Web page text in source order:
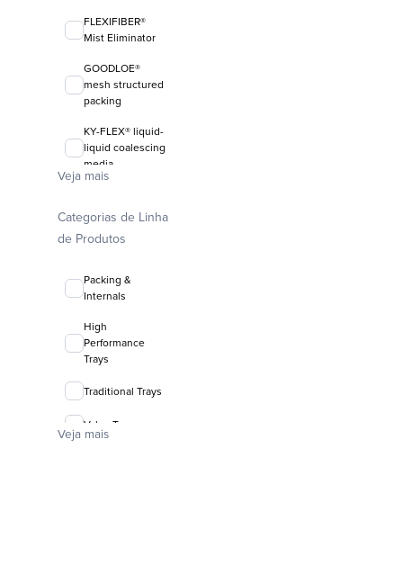
FLEXIFIBER®
Mist Eliminator
GOODLOE®
mesh structured
packing
KY-FLEX® liquid-
liquid coalescing
media
random packing
Veja mais
Categorias de Linha
de Produtos
Packing &
Internals
High
Performance
Trays
Traditional Trays
Valve Trays
Veja mais